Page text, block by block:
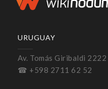
URUGUAY
Av. Tomás Giribaldi
☎ +598 2711 62 52